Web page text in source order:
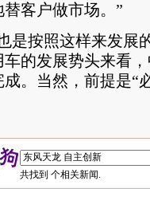
客户做市场。”
按照这样来发展
车的发展势头来看
。当然，前提是“
共找到 个相关新闻.